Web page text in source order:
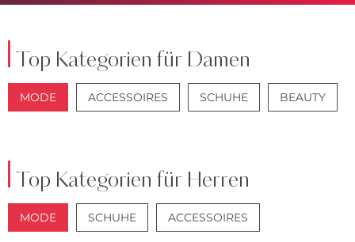
Top Kategorien für Damen
MODE ACCESSOIRES SCHUHE BEAUTY
Top Kategorien für Herren
MODE SCHUHE ACCESSOIRES